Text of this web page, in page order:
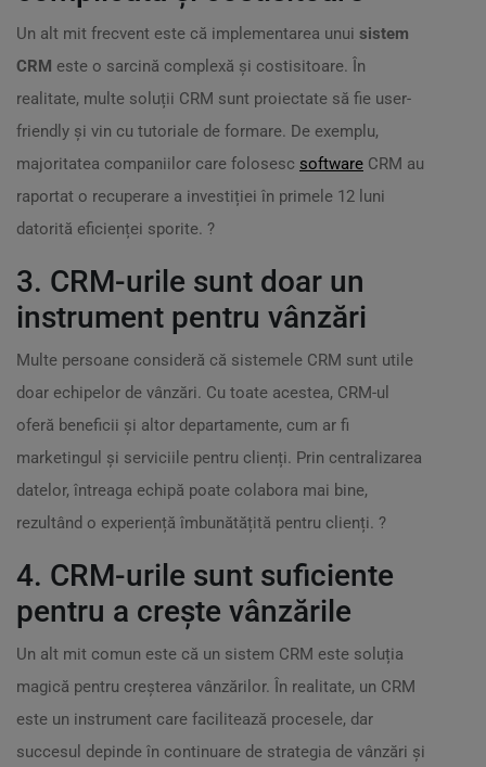
Un alt mit frecvent este că implementarea unui sistem
CRM este o sarcină complexă și costisitoare. În
realitate, multe soluții CRM sunt proiectate să fie user-
friendly și vin cu tutoriale de formare. De exemplu,
majoritatea companiilor care folosesc software CRM au
raportat o recuperare a investiției în primele 12 luni
datorită eficienței sporite. ?
3. CRM-urile sunt doar un
instrument pentru vânzări
Multe persoane consideră că sistemele CRM sunt utile
doar echipelor de vânzări. Cu toate acestea, CRM-ul
oferă beneficii și altor departamente, cum ar fi
marketingul și serviciile pentru clienți. Prin centralizarea
datelor, întreaga echipă poate colabora mai bine,
rezultând o experiență îmbunătățită pentru clienți. ?
4. CRM-urile sunt suficiente
pentru a crește vânzările
Un alt mit comun este că un sistem CRM este soluția
magică pentru creșterea vânzărilor. În realitate, un CRM
este un instrument care facilitează procesele, dar
succesul depinde în continuare de strategia de vânzări și